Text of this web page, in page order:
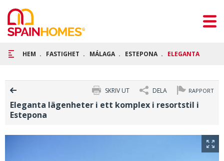
HEM FASTIGHET MÁLAGA ESTEPONA ELEGANTA
RAPPORT
DELA
SKRIV UT
Eleganta lägenheter i ett komplex i resortstil i
Estepona